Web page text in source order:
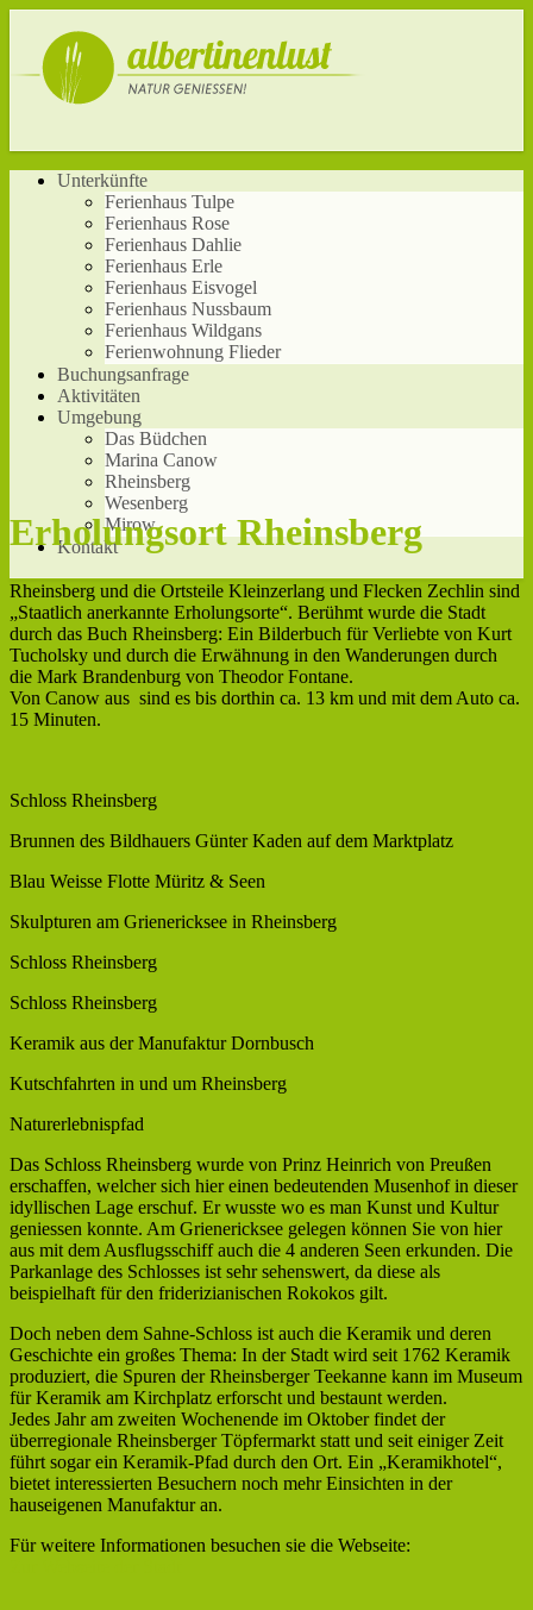
Unterkünfte
Ferienhaus Tulpe
Ferienhaus Rose
Ferienhaus Dahlie
Ferienhaus Erle
Ferienhaus Eisvogel
Ferienhaus Nussbaum
Ferienhaus Wildgans
Ferienwohnung Flieder
Buchungsanfrage
Aktivitäten
Umgebung
Das Büdchen
Marina Canow
Rheinsberg
Wesenberg
Mirow
Kontakt
Erholungsort Rheinsberg
Rheinsberg und die Ortsteile Kleinzerlang und Flecken Zechlin sind
„Staatlich anerkannte Erholungsorte“. Berühmt wurde die Stadt
durch das Buch Rheinsberg: Ein Bilderbuch für Verliebte von Kurt
Tucholsky und durch die Erwähnung in den Wanderungen durch
die Mark Brandenburg von Theodor Fontane.
Von Canow aus sind es bis dorthin ca. 13 km und mit dem Auto ca.
15 Minuten.
Schloss Rheinsberg
Brunnen des Bildhauers Günter Kaden auf dem Marktplatz
Blau Weisse Flotte Müritz & Seen
Skulpturen am Grienericksee in Rheinsberg
Schloss Rheinsberg
Schloss Rheinsberg
Keramik aus der Manufaktur Dornbusch
Kutschfahrten in und um Rheinsberg
Naturerlebnispfad
Das Schloss Rheinsberg wurde von Prinz Heinrich von Preußen
erschaffen, welcher sich hier einen bedeutenden Musenhof in dieser
idyllischen Lage erschuf. Er wusste wo es man Kunst und Kultur
geniessen konnte. Am Grienericksee gelegen können Sie von hier
aus mit dem Ausflugsschiff auch die 4 anderen Seen erkunden. Die
Parkanlage des Schlosses ist sehr sehenswert, da diese als
beispielhaft für den friderizianischen Rokokos gilt.
Doch neben dem Sahne-Schloss ist auch die Keramik und deren
Geschichte ein großes Thema: In der Stadt wird seit 1762 Keramik
produziert, die Spuren der Rheinsberger Teekanne kann im Museum
für Keramik am Kirchplatz erforscht und bestaunt werden.
Jedes Jahr am zweiten Wochenende im Oktober findet der
überregionale Rheinsberger Töpfermarkt statt und seit einiger Zeit
führt sogar ein Keramik-Pfad durch den Ort. Ein „Keramikhotel“,
bietet interessierten Besuchern noch mehr Einsichten in der
hauseigenen Manufaktur an.
Für weitere Informationen besuchen sie die Webseite: